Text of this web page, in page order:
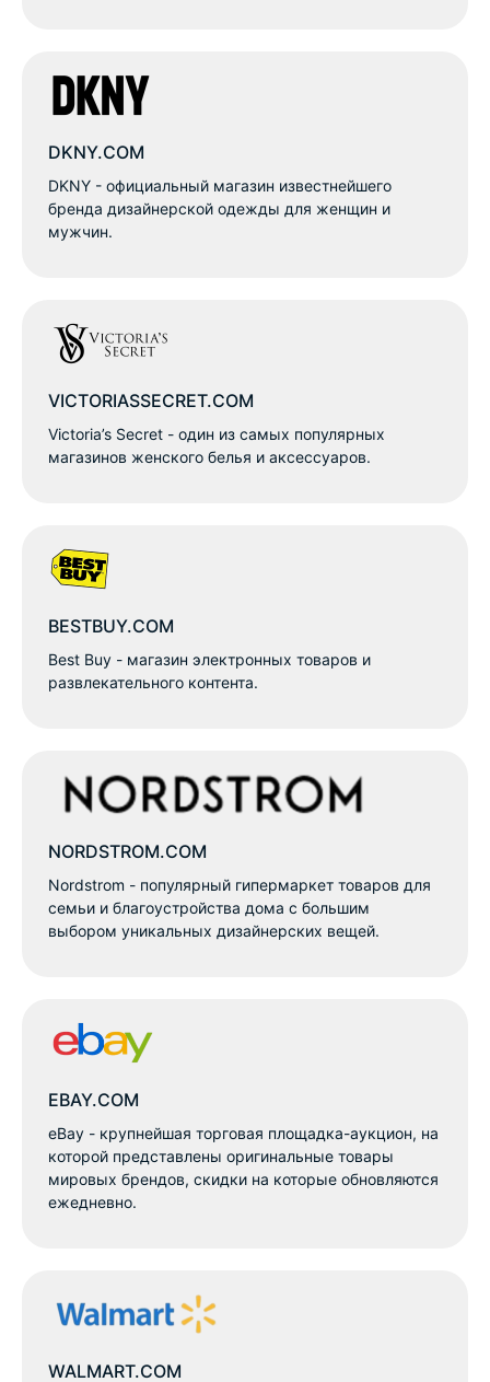
DKNY.COM
DKNY - официальный магазин известнейшего
бренда дизайнерской одежды для женщин и
мужчин.
VICTORIASSECRET.COM
Victoria’s Secret - один из самых популярных
магазинов женского белья и аксессуаров.
BESTBUY.COM
Best Buy - магазин электронных товаров и
развлекательного контента.
NORDSTROM.COM
Nordstrom - популярный гипермаркет товаров для
семьи и благоустройства дома с большим
выбором уникальных дизайнерских вещей.
EBAY.COM
eBay - крупнейшая торговая площадка-аукцион, на
которой представлены оригинальные товары
мировых брендов, скидки на которые обновляются
ежедневно.
WALMART.COM